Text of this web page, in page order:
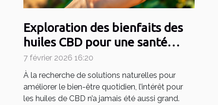
Exploration des bienfaits des
huiles CBD pour une santé
optimisée
7 février 2026 16:20
À la recherche de solutions naturelles pour
améliorer le bien-être quotidien, l’intérêt pour
les huiles de CBD n’a jamais été aussi grand.